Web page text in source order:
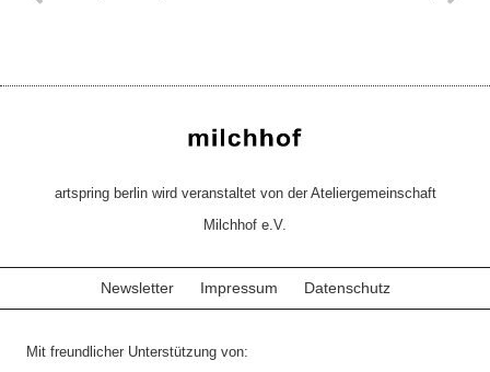
artspring berlin wird veranstaltet von der Ateliergemeinschaft
Milchhof e.V.
Newsletter Impressum Datenschutz
Mit freundlicher Unterstützung von: